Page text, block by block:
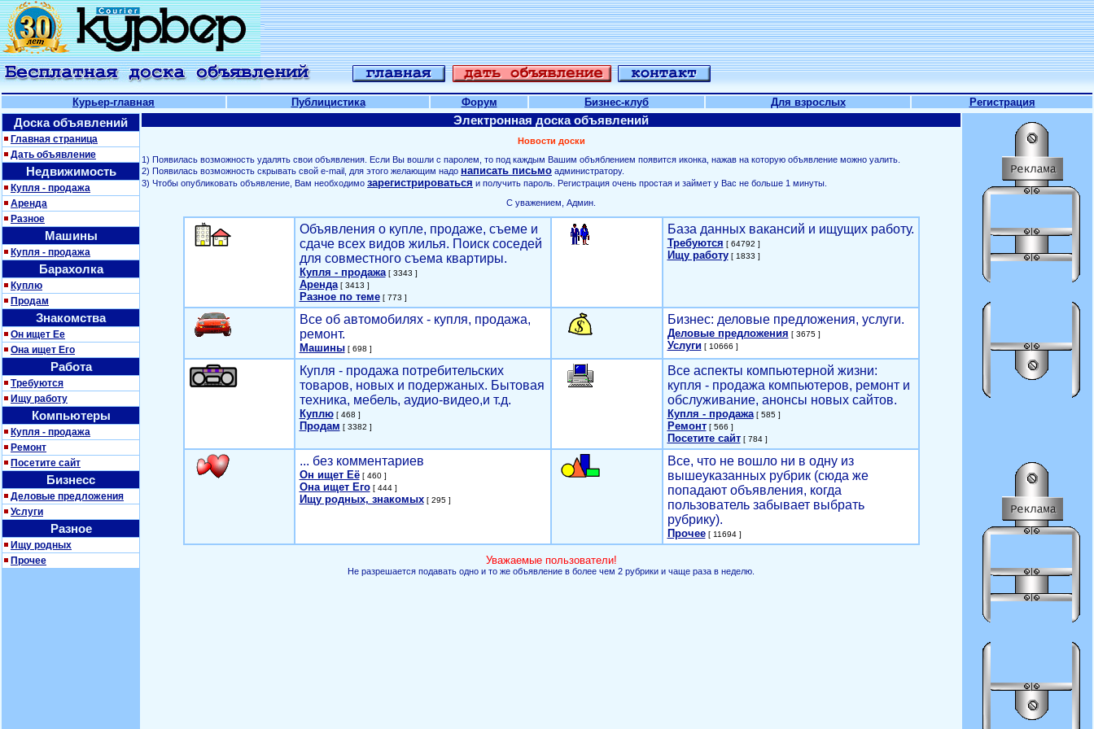
Курьер-главная Публицистика Форум Бизнес-клуб Для взрослых Регистрация
Доска объявлений
Главная страница
Дать объявление
Недвижимость
Купля - продажа
Аренда
Разное
Машины
Купля - продажа
Барахолка
Куплю
Продам
Знакомства
Он ищет Ее
Она ищет Его
Работа
Требуются
Ищу работу
Компьютеры
Купля - продажа
Ремонт
Посетите сайт
Бизнесс
Деловые предложения
Услуги
Разное
Ищу родных
Прочее
Электронная доска объявлений
Новости доски
1) Появилась возможность удалять свои объявления. Если Вы вошли с паролем, то под каждым Вашим объяблением появится иконка, нажав на которую объявление можно уалить.
2) Появилась возможность скрывать свой е-mail, для этого желающим надо написать письмо администратору.
3) Чтобы опубликовать объявление, Вам необходимо зарегистрироваться и получить пароль. Регистрация очень простая и займет у Вас не больше 1 минуты.
С уважением, Админ.
Объявления о купле, продаже, съеме и
сдаче всех видов жилья. Поиск соседей
для совместного съема квартиры.
Купля - продажа[ 3343 ]
Аренда[ 3413 ]
Разное по теме[ 773 ]
База данных вакансий и ищущих работу.
Требуются [ 64792 ]
Ищу работу[ 1833 ]
Все об автомобилях - купля, продажа,
ремонт.
Машины[ 698 ]
Бизнес: деловые предложения, услуги.
Деловые предложения [ 3675 ]
Услуги[ 10666 ]
Купля - продажа потребительских
товаров, новых и подержаных. Бытовая
техника, мебель, аудио-видео,и т.д.
Куплю[ 468 ]
Продам [ 3382 ]
Все аспекты компьютерной жизни:
купля - продажа компьютеров, ремонт и
обслуживание, анонсы новых сайтов.
Купля - продажа[ 585 ]
Ремонт[ 566 ]
Посетите сайт[ 784 ]
... без комментариев
Он ищет Её[ 460 ]
Она ищет Его[ 444 ]
Ищу родных, знакомых[ 295 ]
Все, что не вошло ни в одну из
вышеуказанных рубрик (сюда же
попадают объявления, когда
пользователь забывает выбрать
рубрику).
Прочее[ 11694 ]
Уважаемые пользователи!
Не разрешается подавать одно и то же объявление в более чем 2 рубрики и чаще раза в неделю.